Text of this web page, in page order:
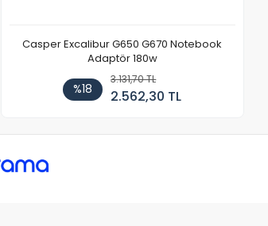
Casper Excalibur G650 G670 Notebook
Adaptör 180w
%18
3.131,70 TL
2.562,30 TL